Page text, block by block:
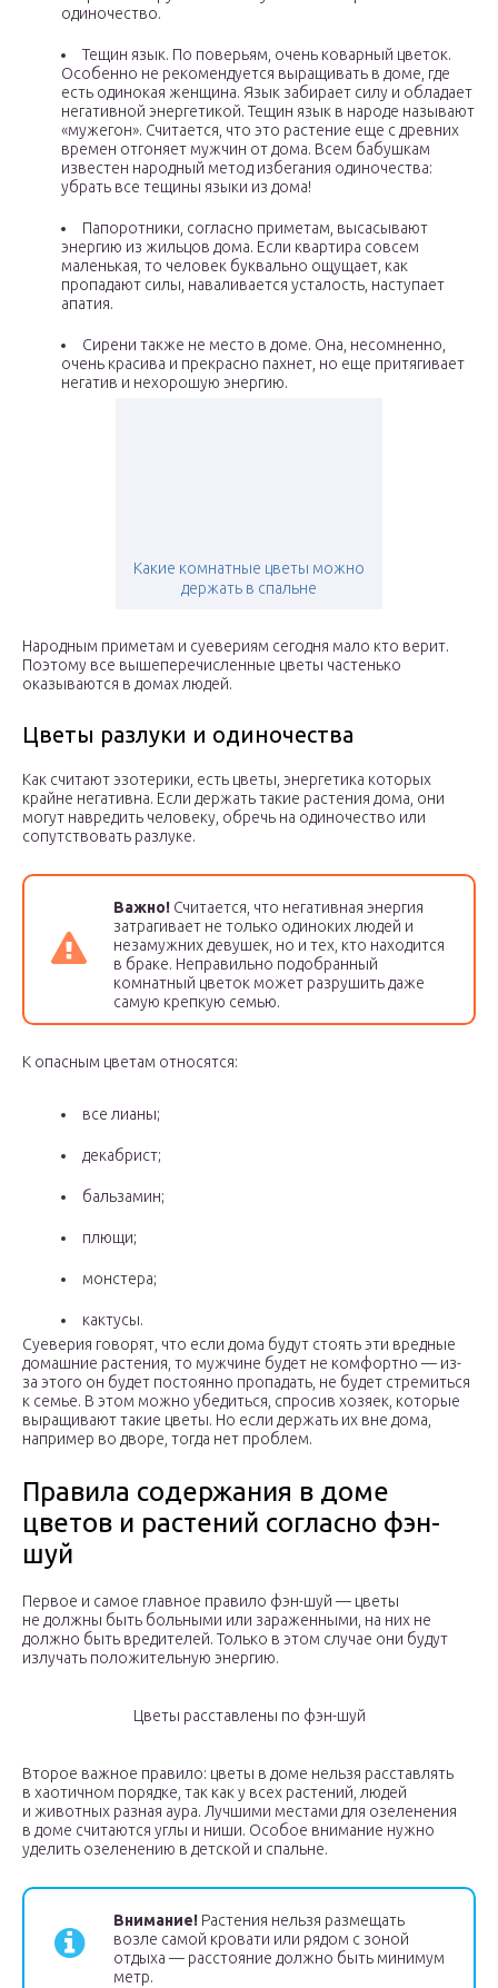
одиночество.
Тещин язык. По поверьям, очень коварный цветок.
Особенно не рекомендуется выращивать в доме, где
есть одинокая женщина. Язык забирает силу и обладает
негативной энергетикой. Тещин язык в народе называют
«мужегон». Считается, что это растение еще с древних
времен отгоняет мужчин от дома. Всем бабушкам
известен народный метод избегания одиночества:
убрать все тещины языки из дома!
Папоротники, согласно приметам, высасывают
энергию из жильцов дома. Если квартира совсем
маленькая, то человек буквально ощущает, как
пропадают силы, наваливается усталость, наступает
апатия.
Сирени также не место в доме. Она, несомненно,
очень красива и прекрасно пахнет, но еще притягивает
негатив и нехорошую энергию.
Какие комнатные цветы можно
держать в спальне
Народным приметам и суевериям сегодня мало кто верит.
Поэтому все вышеперечисленные цветы частенько
оказываются в домах людей.
Цветы разлуки и одиночества
Как считают эзотерики, есть цветы, энергетика которых
крайне негативна. Если держать такие растения дома, они
могут навредить человеку, обречь на одиночество или
сопутствовать разлуке.
Важно! Считается, что негативная энергия
затрагивает не только одиноких людей и
незамужних девушек, но и тех, кто находится
в браке. Неправильно подобранный
комнатный цветок может разрушить даже
самую крепкую семью.
К опасным цветам относятся:
все лианы;
декабрист;
бальзамин;
плющи;
монстера;
кактусы.
Суеверия говорят, что если дома будут стоять эти вредные
домашние растения, то мужчине будет не комфортно — из-
за этого он будет постоянно пропадать, не будет стремиться
к семье. В этом можно убедиться, спросив хозяек, которые
выращивают такие цветы. Но если держать их вне дома,
например во дворе, тогда нет проблем.
Правила содержания в доме
цветов и растений согласно фэн-
шуй
Первое и самое главное правило фэн-шуй — цветы
не должны быть больными или зараженными, на них не
должно быть вредителей. Только в этом случае они будут
излучать положительную энергию.
Цветы расставлены по фэн-шуй
Второе важное правило: цветы в доме нельзя расставлять
в хаотичном порядке, так как у всех растений, людей
и животных разная аура. Лучшими местами для озеленения
в доме считаются углы и ниши. Особое внимание нужно
уделить озеленению в детской и спальне.
Внимание! Растения нельзя размещать
возле самой кровати или рядом с зоной
отдыха — расстояние должно быть минимум
метр.